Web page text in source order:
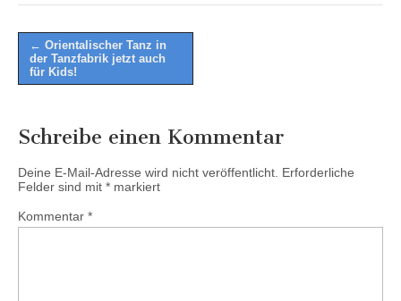
Post
navigation
← Orientalischer Tanz in
der Tanzfabrik jetzt auch
für Kids!
Schreibe einen Kommentar
Deine E-Mail-Adresse wird nicht veröffentlicht. Erforderliche
Felder sind mit * markiert
Kommentar *